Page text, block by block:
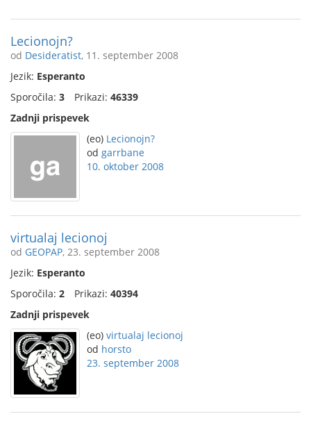
Lecionojn?
od Desideratist, 11. september 2008
Jezik: Esperanto
Sporočila: 3 Prikazi: 46339
Zadnji prispevek
(eo) Lecionojn?
od garrbane
10. oktober 2008
virtualaj lecionoj
od GEOPAP, 23. september 2008
Jezik: Esperanto
Sporočila: 2 Prikazi: 40394
Zadnji prispevek
(eo) virtualaj lecionoj
od horsto
23. september 2008